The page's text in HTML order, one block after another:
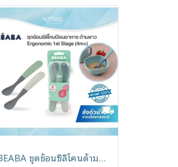
BEABA ชุดช้อนซิลิโคนด้ามยาว พร้อมกล่อง (แพ็ค 2 ชิ้น)